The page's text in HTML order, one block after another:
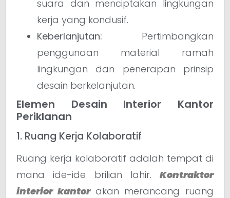
suara dan menciptakan lingkungan
kerja yang kondusif.
Keberlanjutan: Pertimbangkan
penggunaan material ramah
lingkungan dan penerapan prinsip
desain berkelanjutan.
Elemen Desain Interior Kantor
Periklanan
1. Ruang Kerja Kolaboratif
Ruang kerja kolaboratif adalah tempat di
mana ide-ide brilian lahir. Kontraktor
interior kantor akan merancang ruang